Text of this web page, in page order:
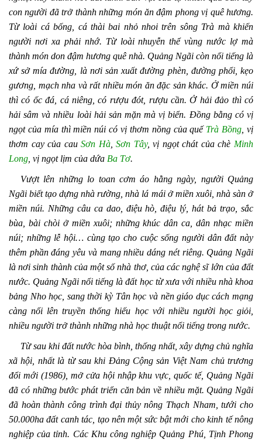
con người đã trở thành những món ăn đậm phong vị quê hương.
Từ loài cá bống, cá thài bai nhỏ nhoi trên sông Trà mà khiến
người nơi xa phải nhớ. Từ loài nhuyễn thể vùng nước lợ mà
thành món don đậm hương quê nhà. Quảng Ngãi còn nổi tiếng là
xứ sở mía đường, là nơi sản xuất đường phèn, đường phổi, kẹo
gương, mạch nha và rất nhiều món ăn đặc sản khác. Ở miền núi
thì có ốc đá, cá niêng, có rượu đót, rượu cần. Ở hải đảo thì có
hải sâm và nhiều loài hải sản mặn mà vị biển. Đồng bằng có vị
ngọt của mía thì miền núi có vị thơm nồng của quế Trà Bồng , vị
thơm cay của cauSơn Hà,Sơn Tây, vị ngọt chát của chè Minh
Long , vị ngọt lịm của dứa Ba Tơ.
Vượt lên những lo toan cơm áo hằng ngày, người Quảng
Ngãi biết tạo dựng nhà rường, nhà lá mái ở miền xuôi, nhà sàn ở
miền núi. Những câu ca dao, điệu hò, điệu lý, hát bả trạo, sắc
bùa, bài chòi ở miền xuôi; những khúc dân ca, dân nhạc miền
núi; những lễ hội… cùng tạo cho cuộc sống người dân đất này
thêm phần đáng yêu và mang nhiều dáng nét riêng. Quảng Ngãi
là nơi sinh thành của một số nhà thơ, của các nghệ sĩ lớn của đất
nước. Quảng Ngãi nổi tiếng là đất học từ xưa với nhiều nhà khoa
bảng Nho học, sang thời kỳ Tân học và nền giáo dục cách mạng
càng nổi lên truyền thống hiếu học với nhiều người học giỏi,
nhiều người trở thành những nhà học thuật nổi tiếng trong nước.
Từ sau khi đất nước hòa bình, thống nhất, xây dựng chủ nghĩa
xã hội, nhất là từ sau khi Đảng Cộng sản Việt Nam chủ trương
đổi mới (1986), mở cửa hội nhập khu vực, quốc tế, Quảng Ngãi
đã có những bước phát triển căn bản về nhiều mặt. Quảng Ngãi
đã hoàn thành công trình đại thủy nông Thạch Nham, tưới cho
50.000ha đất canh tác, tạo nên một sức bật mới cho kinh tế nông
nghiệp của tỉnh. Các Khu công nghiệp Quảng Phú, Tịnh Phong